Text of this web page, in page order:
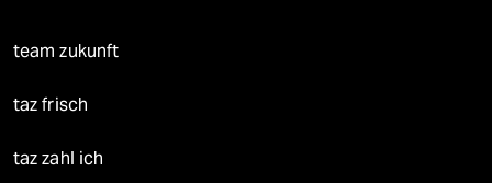
team zukunft
taz frisch
taz zahl ich